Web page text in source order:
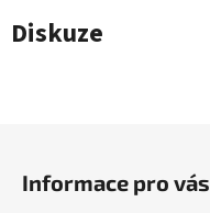
Diskuze
Informace pro vás